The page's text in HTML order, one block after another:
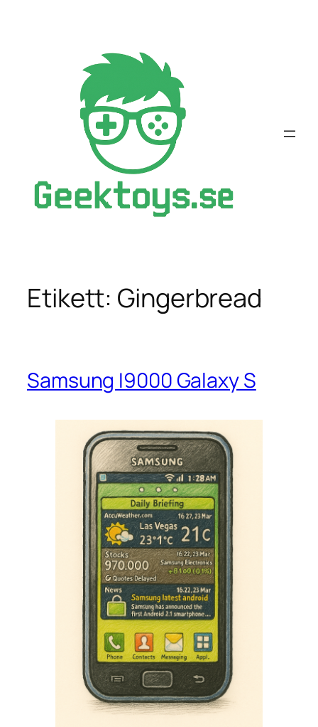
Etikett: Gingerbread
Samsung I9000 Galaxy S